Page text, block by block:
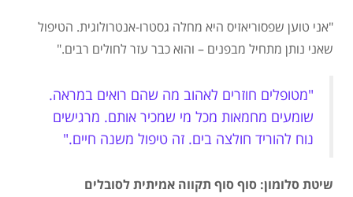
"אני טוען שפסוריאזיס היא מחלה גסטרו-אנטרולוגית. הטיפול
שאני נותן מתחיל מבפנים – והוא כבר עזר לחולים רבים."
"מטופלים חוזרים לאהוב מה שהם רואים במראה.
שומעים מחמאות מכל מי שמכיר אותם. מרגישים
נוח להוריד חולצה בים. זה טיפול משנה חיים."
שיטת סלומון: סוף סוף תקווה אמיתית לסובלים